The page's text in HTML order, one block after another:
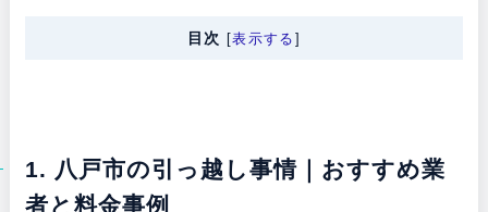
目次 [表示する ]
1. 八戸市の引っ越し事情｜おすすめ業
者と料金事例